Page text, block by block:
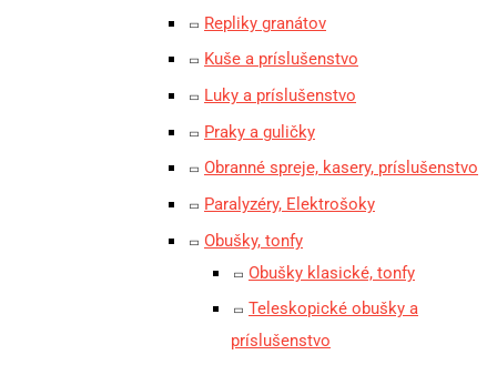
Repliky granátov
Kuše a príslušenstvo
Luky a príslušenstvo
Praky a guličky
Obranné spreje, kasery, príslušenstvo
Paralyzéry, Elektrošoky
Obušky, tonfy
Obušky klasické, tonfy
Teleskopické obušky a
príslušenstvo